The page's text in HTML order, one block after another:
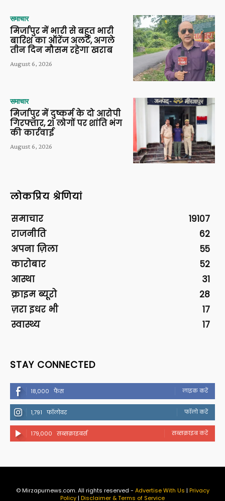
समाचार
मिर्जापुर में भारी से बहुत भारी
बारिश का ऑरेंज अलर्ट, अगले
तीन दिन मौसम रहेगा खराब
August 6, 2026
समाचार
मिर्जापुर में दुष्कर्म के दो आरोपी
गिरफ्तार, 21 लोगों पर शांति भंग
की कार्रवाई
August 6, 2026
लोकप्रिय श्रेणियां
समाचार
19107
राजनीति
62
अपना ज़िला
55
कारोबार
52
आस्था
31
क्राइम ब्यूरो
28
ज़रा इधर भी
17
स्वास्थ्य
17
STAY CONNECTED
18,000 फैंस लाइक करें
1,791 फॉलोवर फॉलो करें
179,000 सब्सक्राइबर्स सब्सक्राइब करें
© Mirzapurnews.com. All rights reserved - Advertise With Us | Privacy
Policy| Disclaimer & Terms of Service